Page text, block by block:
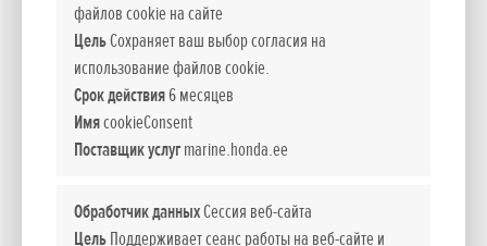
файлов cookie на сайте
ЦельСохраняет ваш выбор согласия на
использование файлов cookie.
Срок действия6 месяцев
ИмяcookieConsent
Поставщик услугmarine.honda.ee
Обработчик данныхСессия веб-сайта
ЦельПоддерживает сеанс работы на веб-сайте и
НАДЕЖНЫЕ ПАРТНЕРЫ
Легкие, компакные и оснащенные уникальными
технологиями Honda моторы BF80 и BF100 являются
особенно эффективными и очень надежными, что для вас
приключения на воде.